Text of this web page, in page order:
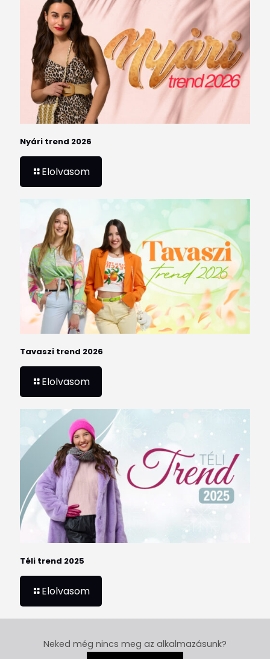
Nyári trend 2026
Elolvasom
Tavaszi trend 2026
Elolvasom
Téli trend 2025
Elolvasom
Neked még nincs meg az alkalmazásunk?